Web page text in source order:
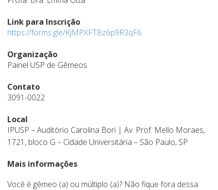
Link para Inscrição
https://forms.gle/KjMPXFTBz6p9R3qF6
Organização
Painel USP de Gêmeos
Contato
3091-0022
Local
IPUSP – Auditório Carolina Bori | Av. Prof. Mello Moraes,
1721, bloco G – Cidade Universitária – São Paulo, SP
Mais informações
Você é gêmeo (a) ou múltiplo (a)? Não fique fora dessa.